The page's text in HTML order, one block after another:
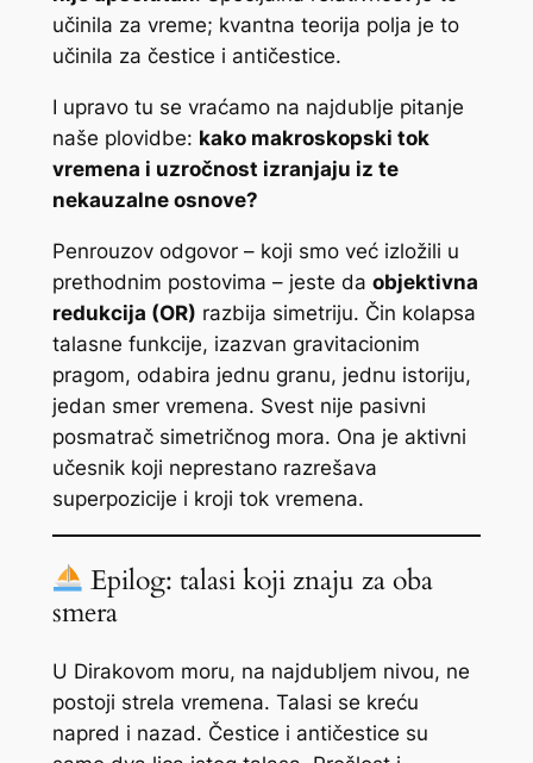
učinila za vreme; kvantna teorija polja je to
učinila za čestice i antičestice.
I upravo tu se vraćamo na najdublje pitanje
naše plovidbe: kako makroskopski tok
vremena i uzročnost izranjaju iz te
nekauzalne osnove?
Penrouzov odgovor – koji smo već izložili u
prethodnim postovima – jeste da objektivna
redukcija (OR) razbija simetriju. Čin kolapsa
talasne funkcije, izazvan gravitacionim
pragom, odabira jednu granu, jednu istoriju,
jedan smer vremena. Svest nije pasivni
posmatrač simetričnog mora. Ona je aktivni
učesnik koji neprestano razrešava
superpozicije i kroji tok vremena.
Epilog: talasi koji znaju za oba
smera
U Dirakovom moru, na najdubljem nivou, ne
postoji strela vremena. Talasi se kreću
napred i nazad. Čestice i antičestice su